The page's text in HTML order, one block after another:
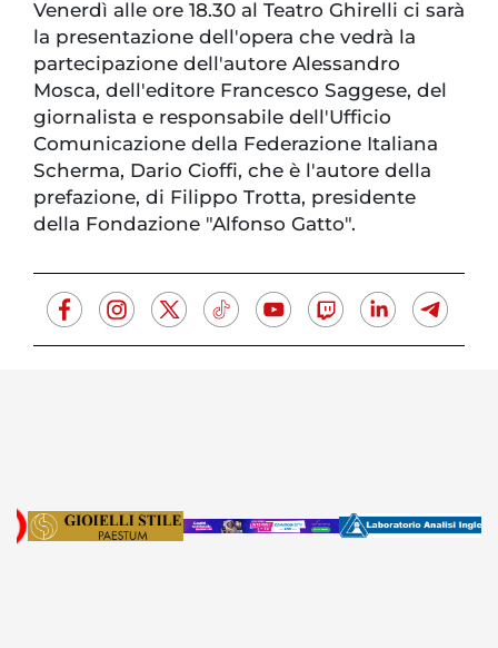
Venerdì alle ore 18.30 al Teatro Ghirelli ci sarà
la presentazione dell'opera che vedrà la
partecipazione dell'autore Alessandro
Mosca, dell'editore Francesco Saggese, del
giornalista e responsabile dell'Ufficio
Comunicazione della Federazione Italiana
Scherma, Dario Cioffi, che è l'autore della
prefazione, di Filippo Trotta, presidente
della Fondazione "Alfonso Gatto".